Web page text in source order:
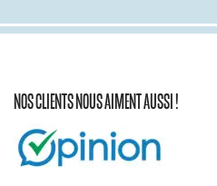
NOS CLIENTS NOUS AIMENT AUSSI !